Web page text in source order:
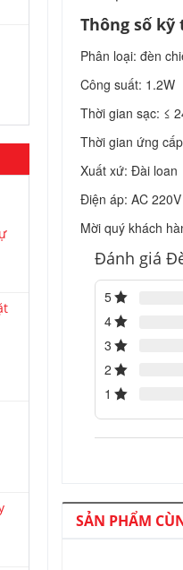
Thông số
Phân loại: đèn
Công suất: 1.2W
Thời gian sạc: ≤
Thời gian ứng
Xuất xứ: Đài loan
Điện áp: AC 220V
Mời quý khách
Đánh giá
5
4
3
2
1
SẢN PHẨM